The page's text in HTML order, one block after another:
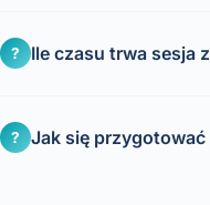
? Ile czasu trwa sesja
? Jak się